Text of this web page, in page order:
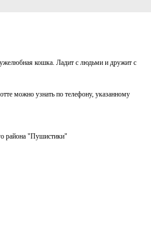
кошка. Ладит с людьми и дружит с
можно узнать по телефону, указанному
района "Пушистики"